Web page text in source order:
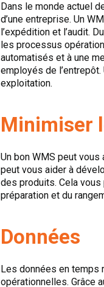
Dans le monde actuel
d’une entreprise. Un
l’expédition et l’audit.
les processus
automatisés et à une
employés de
exploitation.
Minimiser
Un bon WMS peut
peut vous aider à
des produits. Cela
préparation et du
Données
Les données en temps
opérationnelles. Grâce